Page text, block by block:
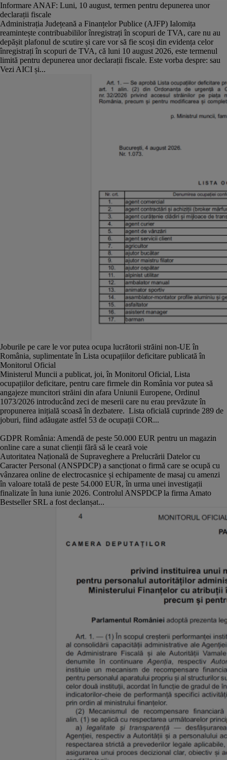
Informare ANAF: Luni, 10 august, termen pentru depunerea unor
declarații fiscale
Administrația Județeană a Finanțelor Publice (AJFP) Ialomița
reamintește contribuabililor înregistrați în scopuri de TVA, care nu au
depășit plafonul de scutire și care vor să fie scoși din evidența celor
înregistrați în scopuri de TVA, că luni 10 august 2026, este termenul
limită pentru depunerea unor declarații fiscale. Este vorba despre: sau
Vezi AICI și...
Joburile pe care le vor putea ocupa lucrătorii străini non-UE în
România, suplimentate în Lista ocupațiilor deficitare publicată în
Monitorul Oficial
Ministerul Muncii a publicat, joi, în Monitorul Oficial, Lista
ocupațiilor deficitare, pentru care firmele din România vor putea să
angajeze muncitori străini din afara Uniunii Europene, Ordinul
1073/2026 introducând zeci de meserii care nu erau prevăzute în
propunerea inițială scoasă în dezbatere. Lista oficială cuprinde 289 de
joburi, fiind adăugate astfel 53 de ocupații COR...
GDPR România: Amendă de peste 50.000 EUR pentru un magazin
online care a sunat clienții fără să le ceară voie
Autoritatea Națională de Supraveghere a Prelucrării Datelor cu
Caracter Personal (ANSPDCP) a sancționat o firmă care se ocupă cu
vânzarea online de electrocasnice și echipamente de masaj cu amenzi
în valoare totală de peste 54.000 EUR, în urma unei investigații
finalizate în luna iunie 2026. Controlul ANSPDCP la firma Amato
Bestseller SRL a fost declanșat...